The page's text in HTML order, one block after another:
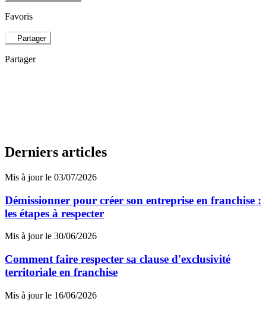
Favoris
Partager
Partager
Derniers articles
Mis à jour le 03/07/2026
Démissionner pour créer son entreprise en franchise :
les étapes à respecter
Mis à jour le 30/06/2026
Comment faire respecter sa clause d'exclusivité
territoriale en franchise
Mis à jour le 16/06/2026